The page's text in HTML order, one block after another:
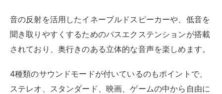
音の反射を活用したイネーブルドスピーカーや、低音を
聞き取りやすくするためのバスエクステンションが搭載
されており、奥行きのある立体的な音声を楽しめます。
4種類のサウンドモードが付いているのもポイントで、
ステレオ、スタンダード、映画、ゲームの中から自由に